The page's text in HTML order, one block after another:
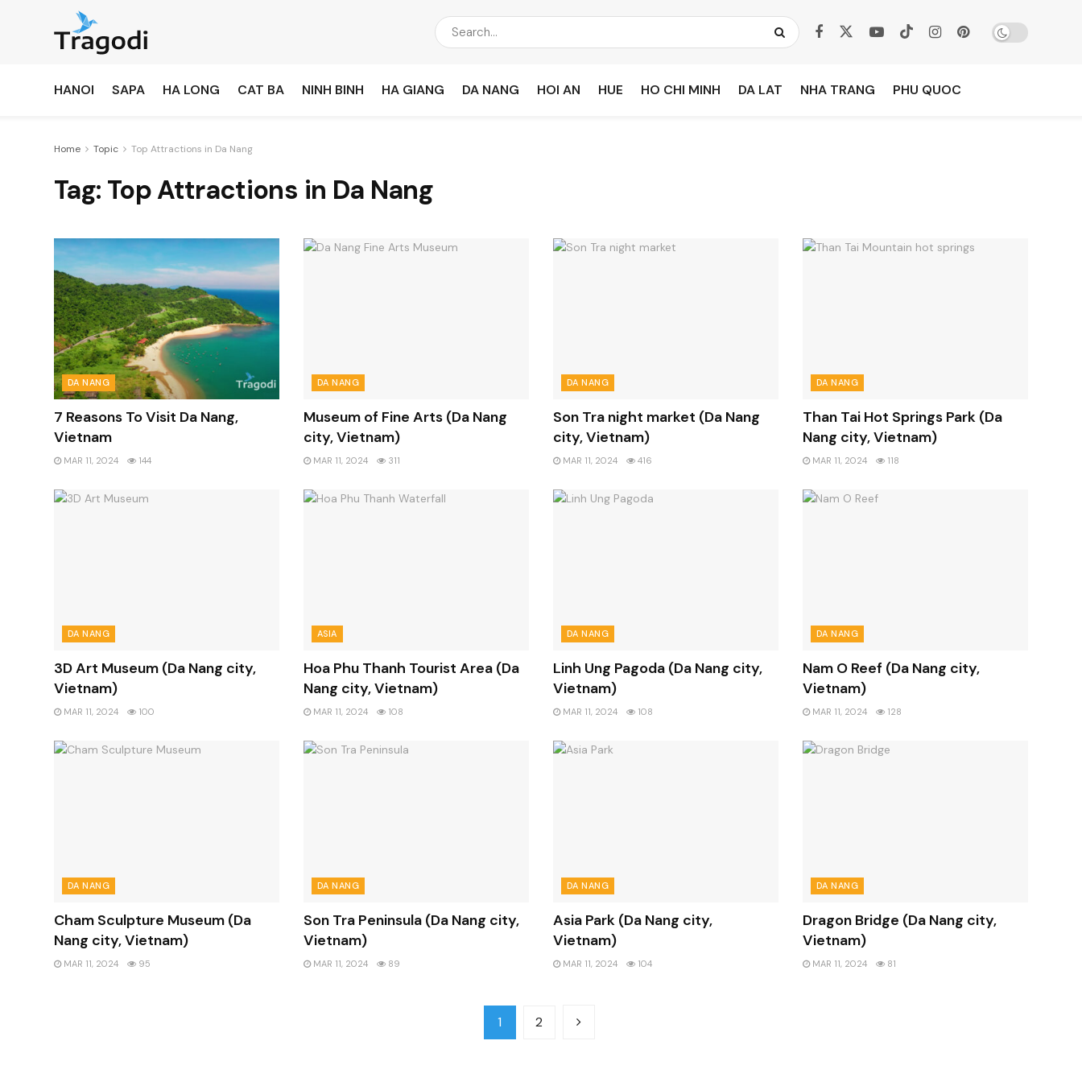
HANOI SAPA HA LONG CAT BA NINH BINH HA GIANG DA NANG HOI AN HUE HO CHI MINH DA LAT NHA TRANG PHU QUOC
Home Topic Top Attractions in Da Nang
Tag: Top Attractions in Da Nang
DA NANG
7 Reasons To Visit Da Nang,
Vietnam
MAR 11, 2024 144
DA NANG
Museum of Fine Arts (Da Nang
city, Vietnam)
MAR 11, 2024 311
DA NANG
Son Tra night market (Da Nang
city, Vietnam)
MAR 11, 2024 416
DA NANG
Than Tai Hot Springs Park (Da
Nang city, Vietnam)
MAR 11, 2024 118
DA NANG
3D Art Museum (Da Nang city,
Vietnam)
MAR 11, 2024 100
ASIA
Hoa Phu Thanh Tourist Area (Da
Nang city, Vietnam)
MAR 11, 2024 108
DA NANG
Linh Ung Pagoda (Da Nang city,
Vietnam)
MAR 11, 2024 108
DA NANG
Nam O Reef (Da Nang city,
Vietnam)
MAR 11, 2024 128
DA NANG
Cham Sculpture Museum (Da
Nang city, Vietnam)
MAR 11, 2024 95
DA NANG
Son Tra Peninsula (Da Nang city,
Vietnam)
MAR 11, 2024 89
DA NANG
Asia Park (Da Nang city,
Vietnam)
MAR 11, 2024 104
DA NANG
Dragon Bridge (Da Nang city,
Vietnam)
MAR 11, 2024 81
1 2